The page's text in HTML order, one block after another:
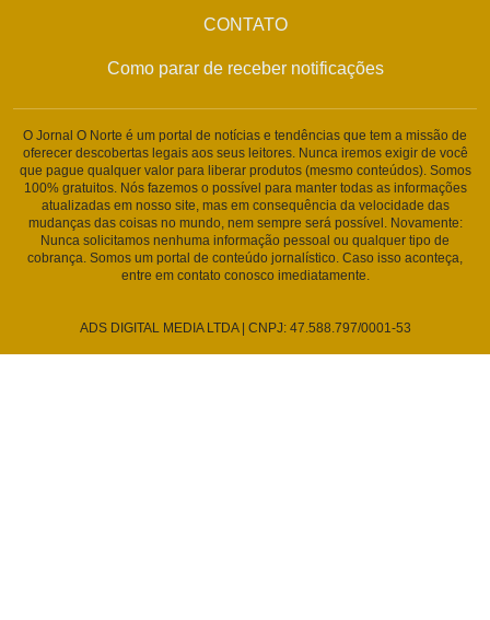
CONTATO
Como parar de receber notificações
O Jornal O Norte é um portal de notícias e tendências que tem a missão de
oferecer descobertas legais aos seus leitores. Nunca iremos exigir de você
que pague qualquer valor para liberar produtos (mesmo conteúdos). Somos
100% gratuitos. Nós fazemos o possível para manter todas as informações
atualizadas em nosso site, mas em consequência da velocidade das
mudanças das coisas no mundo, nem sempre será possível. Novamente:
Nunca solicitamos nenhuma informação pessoal ou qualquer tipo de
cobrança. Somos um portal de conteúdo jornalístico. Caso isso aconteça,
entre em contato conosco imediatamente.
ADS DIGITAL MEDIA LTDA | CNPJ: 47.588.797/0001-53